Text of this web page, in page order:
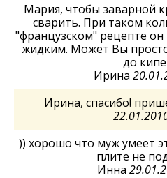
Мария, чтобы заварной
сварить. При таком
"французском" рецепте
жидким. Может Вы
до
Ирина
Ирина, спасибо!
)) хорошо что муж умеет
плите не
Инна